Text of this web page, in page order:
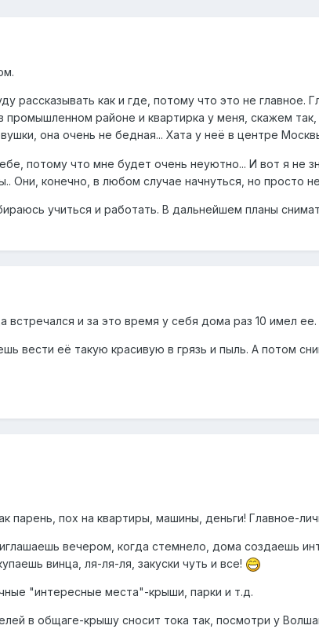
рассказывать как и где, потому что это не главное.
промышленном районе и квартирка у меня, скажем
она очень не бедная... Хата у неё в центре
потому что мне будет очень неуютно... И вот я не
Они, конечно, в любом случае начнуться, но просто
учиться и работать. В дальнейшем планы
встречался и за это время у себя дома раз 10 имел ее.
вести её такую красивую в грязь и пыль. А потом
парень, пох на квартиры, машины, деньги! Главное-
вечером, когда стемнело, дома создаешь
винца, ля-ля-ля, закуски чуть и все!
"интересные места"-крыши, парки и т.д.
в общаге-крышу сносит тока так, посмотри у